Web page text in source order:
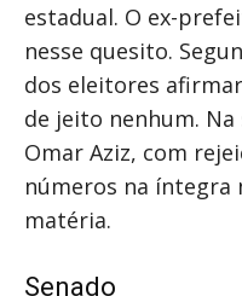
estadual. O ex-
nesse quesito.
dos eleitores
de jeito nenhum.
Omar Aziz, com
números na íntegra
matéria.
Senado